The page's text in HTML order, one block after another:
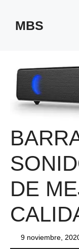
contenido
MBS
DE
9 noviembre,